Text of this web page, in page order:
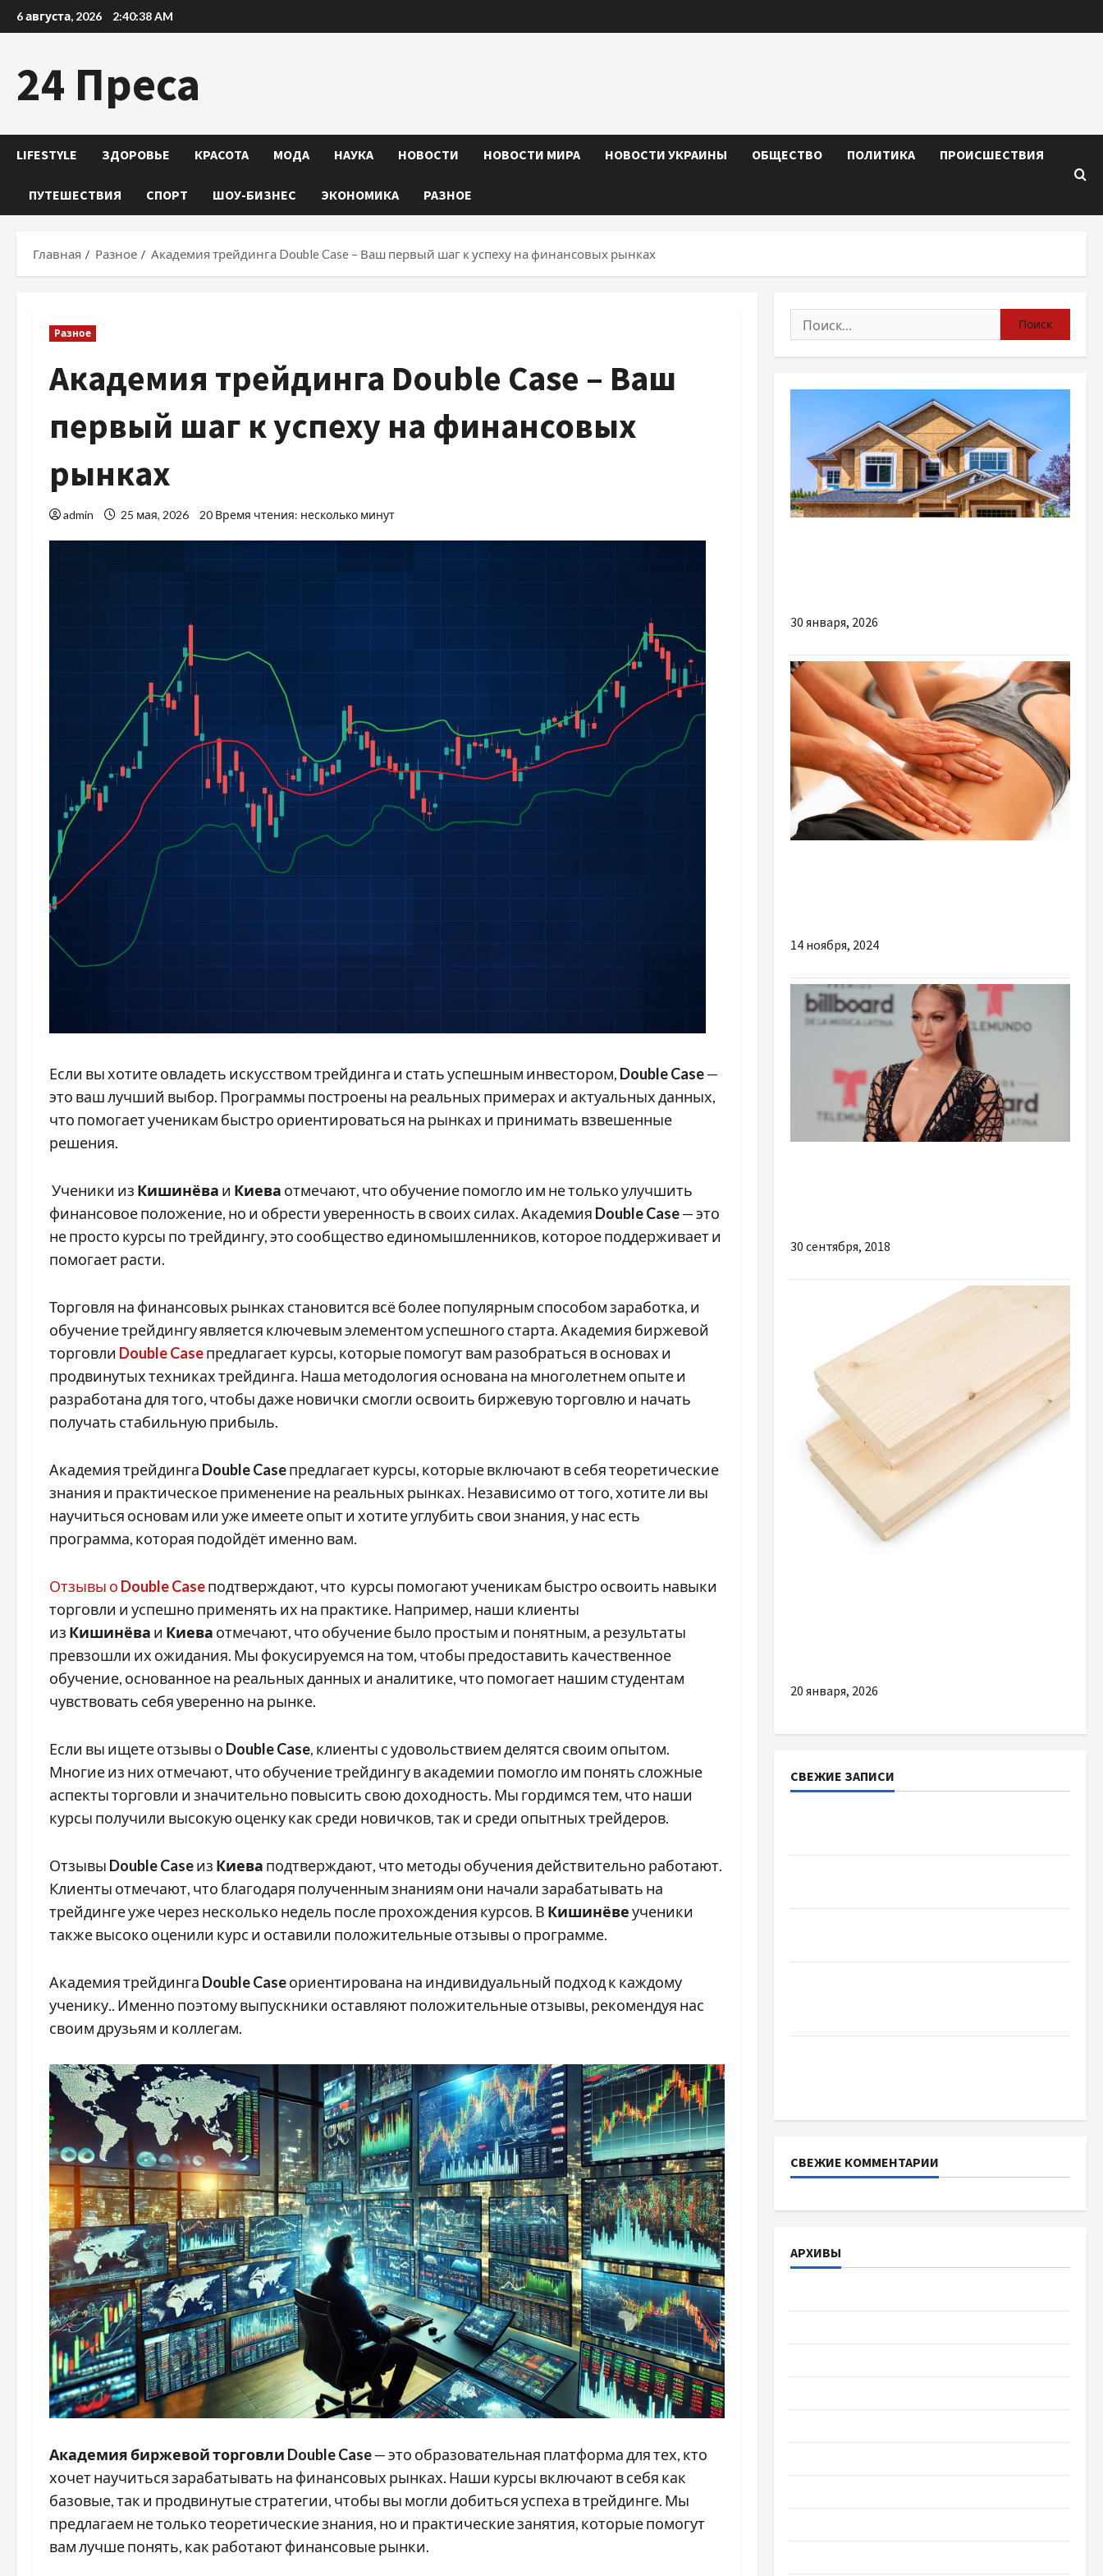
Перейти
к
6 августа, 2026 2:40:39 AM
24 Преса
LIFESTYLE ЗДОРОВЬЕ КРАСОТА МОДА НАУКА НОВОСТИ НОВОСТИ МИРА НОВОСТИ УКРАИНЫ ОБЩЕСТВО ПОЛИТИКА ПРОИСШЕСТВИЯ
ПУТЕШЕСТВИЯ СПОРТ ШОУ-БИЗНЕС ЭКОНОМИКА РАЗНОЕ
Главная Разное Академия трейдинга Double Case – Ваш первый шаг к успеху на финансовых рынках
Разное
Академия трейдинга Double Case – Ваш
первый шаг к успеху на финансовых
рынках
admin 25 мая, 2026 20 Время чтения: несколько минут
Если вы хотите овладеть искусством трейдинга и стать успешным инвестором, Double Case—
это ваш лучший выбор. Программы построены на реальных примерах и актуальных данных,
что помогает ученикам быстро ориентироваться на рынках и принимать взвешенные
решения.
Ученики из Кишинёва и Киева отмечают, что обучение помогло им не только улучшить
финансовое положение, но и обрести уверенность в своих силах. Академия Double Case— это
не просто курсы по трейдингу, это сообщество единомышленников, которое поддерживает и
помогает расти.
Торговля на финансовых рынках становится всё более популярным способом заработка, и
обучение трейдингу является ключевым элементом успешного старта. Академия биржевой
торговли Double Caseпредлагает курсы, которые помогут вам разобраться в основах и
продвинутых техниках трейдинга. Наша методология основана на многолетнем опыте и
разработана для того, чтобы даже новички смогли освоить биржевую торговлю и начать
получать стабильную прибыль.
Академия трейдинга Double Caseпредлагает курсы, которые включают в себя теоретические
знания и практическое применение на реальных рынках. Независимо от того, хотите ли вы
научиться основам или уже имеете опыт и хотите углубить свои знания, у нас есть
программа, которая подойдёт именно вам.
Отзывы о Double Caseподтверждают, что курсы помогают ученикам быстро освоить навыки
торговли и успешно применять их на практике. Например, наши клиенты
из Кишинёва и Киева отмечают, что обучение было простым и понятным, а результаты
превзошли их ожидания. Мы фокусируемся на том, чтобы предоставить качественное
обучение, основанное на реальных данных и аналитике, что помогает нашим студентам
чувствовать себя уверенно на рынке.
Если вы ищете отзывы о Double Case, клиенты с удовольствием делятся своим опытом.
Многие из них отмечают, что обучение трейдингу в академии помогло им понять сложные
аспекты торговли и значительно повысить свою доходность. Мы гордимся тем, что наши
курсы получили высокую оценку как среди новичков, так и среди опытных трейдеров.
Отзывы Double Caseиз Киева подтверждают, что методы обучения действительно работают.
Клиенты отмечают, что благодаря полученным знаниям они начали зарабатывать на
трейдинге уже через несколько недель после прохождения курсов. В Кишинёвеученики
также высоко оценили курс и оставили положительные отзывы о программе.
Академия трейдинга Double Caseориентирована на индивидуальный подход к каждому
ученику.. Именно поэтому выпускники оставляют положительные отзывы, рекомендуя нас
своим друзьям и коллегам.
Академия биржевой торговли Double Case— это образовательная платформа для тех, кто
хочет научиться зарабатывать на финансовых рынках. Наши курсы включают в себя как
базовые, так и продвинутые стратегии, чтобы вы могли добиться успеха в трейдинге. Мы
предлагаем не только теоретические знания, но и практические занятия, которые помогут
вам лучше понять, как работают финансовые рынки.
Найти:
30 января, 2026
14 ноября, 2024
30 сентября, 2018
20 января, 2026
СВЕЖИЕ ЗАПИСИ
СВЕЖИЕ КОММЕНТАРИИ
АРХИВЫ